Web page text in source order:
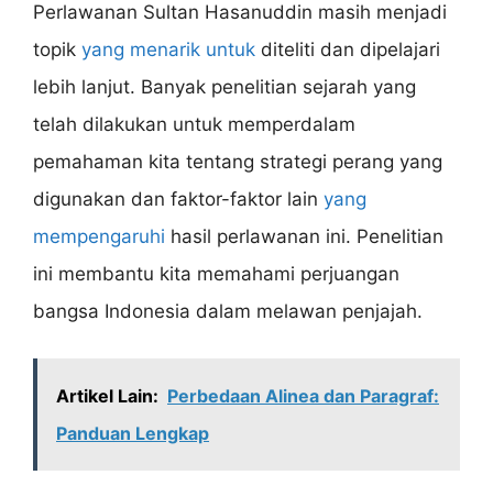
Perlawanan Sultan Hasanuddin masih menjadi
topik yang menarik untuk diteliti dan dipelajari
lebih lanjut. Banyak penelitian sejarah yang
telah dilakukan untuk memperdalam
pemahaman kita tentang strategi perang yang
digunakan dan faktor-faktor lain yang
mempengaruhi hasil perlawanan ini. Penelitian
ini membantu kita memahami perjuangan
bangsa Indonesia dalam melawan penjajah.
Artikel Lain: Perbedaan Alinea dan Paragraf:
Panduan Lengkap